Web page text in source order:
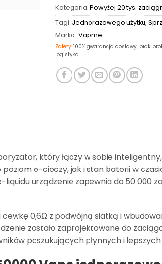
Kategoria: Powyżej 20 tys.
Tagi: Jednorazowego użytku,
Marka: Vapme
Zalety: 100% gwarancja dostawy, brak
logistyka.
który łączy w sobie
e-cieczy, jak i stan baterii w
urządzenie zapewnia do 50 000
0,6Ω z podwójną siatką i
zostało zaprojektowane do
poszukujących płynnych i